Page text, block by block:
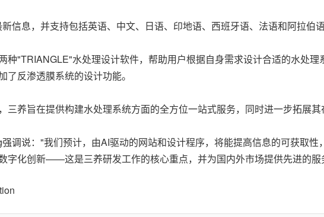
信息，并支持包括英语、中文、日语、印地语、西班牙语、法语和阿拉伯
种"TRIANGLE"水处理设计软件，帮助用户根据自身需求设计合适的水处理
反渗透膜系统的设计功能。
三养旨在提供构建水处理系统方面的全方位一站式服务，同时进一步拓展其
调说："我们预计，由AI驱动的网站和设计程序，将能提高信息的可获取
字化创新——这是三养研发工作的核心重点，并为国内外市场提供先进的服